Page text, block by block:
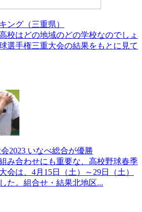
ング（三重県）
校はどの地域のどの学校なのでしょ
選手権三重大会の結果をもとに見て
2023 いなべ総合が優勝
み合わせにも重要な、高校野球春季
会は、4月15日（土）～29日（土）
た。組合せ・結果北地区...